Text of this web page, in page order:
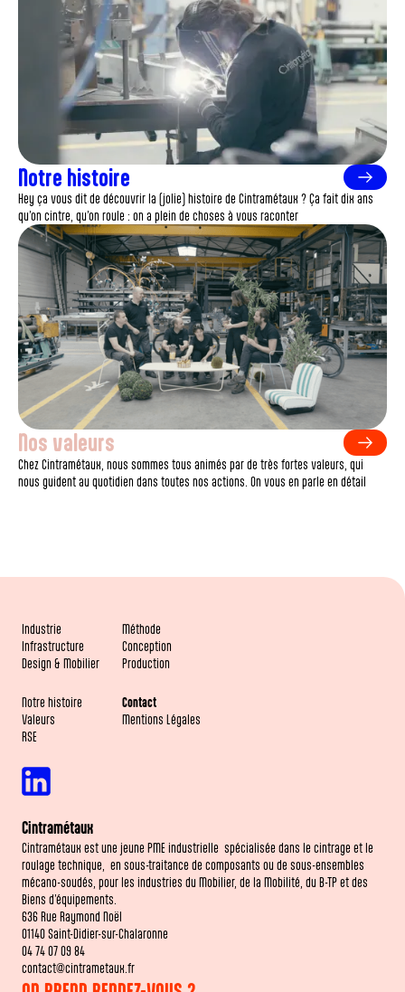
Notre histoire
Hey ça vous dit de découvrir la (jolie) histoire de Cintramétaux ? Ça fait dix ans
qu’on cintre, qu’on roule : on a plein de choses à vous raconter
Nos valeurs
Chez Cintramétaux, nous sommes tous animés par de très fortes valeurs, qui
nous guident au quotidien dans toutes nos actions. On vous en parle en détail
Cintramétaux
Cintramétaux est une jeune PME industrielle spécialisée dans le cintrage et le
roulage technique, en sous-traitance de composants ou de sous-ensembles
mécano-soudés, pour les industries du Mobilier, de la Mobilité, du B-TP et des
Biens d’équipements.
636 Rue Raymond Noël
01140 Saint-Didier-sur-Chalaronne
04 74 07 09 84
contact@cintrametaux.fr
Industrie
Infrastructure
Design & Mobilier
Méthode
Conception
Production
Notre histoire
Valeurs
RSE
Contact
Mentions Légales